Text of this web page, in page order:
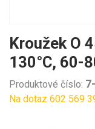
Kroužek O
130°C, 60-
Produktové číslo:
Na dotaz 602 569